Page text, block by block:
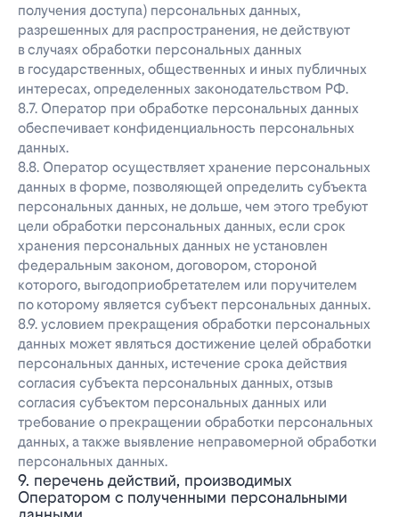
получения доступа) персональных данных,
разрешенных для распространения, не действуют
в случаях обработки персональных данных
в государственных, общественных и иных публичных
интересах, определенных законодательством РФ.
8.7. Оператор при обработке персональных данных
обеспечивает конфиденциальность персональных
данных.
8.8. Оператор осуществляет хранение персональных
данных в форме, позволяющей определить субъекта
персональных данных, не дольше, чем этого требуют
цели обработки персональных данных, если срок
хранения персональных данных не установлен
федеральным законом, договором, стороной
которого, выгодоприобретателем или поручителем
по которому является субъект персональных данных.
8.9. условием прекращения обработки персональных
данных может являться достижение целей обработки
персональных данных, истечение срока действия
согласия субъекта персональных данных, отзыв
согласия субъектом персональных данных или
требование о прекращении обработки персональных
данных, а также выявление неправомерной обработки
персональных данных.
9. перечень действий, производимых
Оператором с полученными персональными